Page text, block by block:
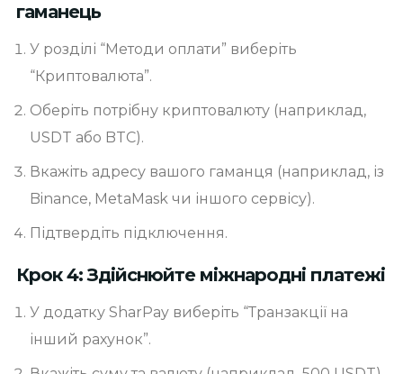
гаманець
У розділі “Методи оплати” виберіть
“Криптовалюта”.
Оберіть потрібну криптовалюту (наприклад,
USDT або BTC).
Вкажіть адресу вашого гаманця (наприклад, із
Binance, MetaMask чи іншого сервісу).
Підтвердіть підключення.
Крок 4: Здійснюйте міжнародні платежі
У додатку SharPay виберіть “Транзакції на
інший рахунок”.